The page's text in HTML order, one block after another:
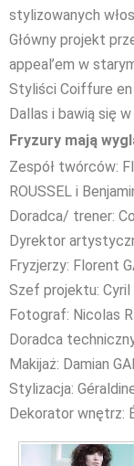
stylizowanych
Główny projekt
appeal’em w
Styliści Coiffure
Dallas i bawią się
Fryzury mają
Zespół twórców:
ROUSSEL i
Doradca/ trener:
Dyrektor
Fryzjerzy: Florent
Szef projektu: Cyril
Fotograf: Nicolas
Doradca
Makijaż: Damian
Stylizacja:
Dekorator wnętrz: